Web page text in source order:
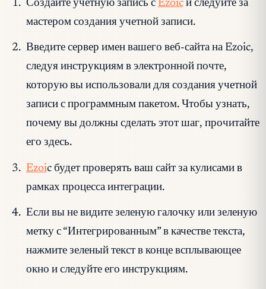
Создайте учетную запись с Ezoicи следуйте за
мастером создания учетной записи.
Введите сервер имен вашего веб-сайта на Ezoic,
следуя инструкциям в электронной почте,
которую вы использовали для создания учетной
записи с программным пакетом. Чтобы узнать,
почему вы должны сделать этот шаг, прочитайте
его здесь.
Ezoic будет проверять ваш сайт за кулисами в
рамках процесса интеграции.
Если вы не видите зеленую галочку или зеленую
метку с “Интегрированным” в качестве текста,
нажмите зеленый текст в конце всплывающее
окно и следуйте его инструкциям.